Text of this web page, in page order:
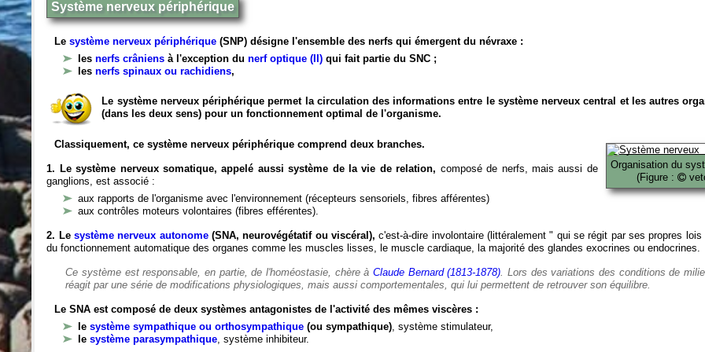
Système nerveux périphérique
Lesystème nerveux périphérique (SNP) désigne l'ensemble des nerfs qui émergent du névraxe :
lesnerfs crâniens à l'exception du nerf optique (II) qui fait partie du SNC ;
lesnerfs spinaux ou rachidiens,
Le système nerveux périphérique permet la circulation des informations entre le système nerveux central et les autres
(dans les deux sens) pour un fonctionnement optimal de l'organisme.
Organisation du
(Figure :
Classiquement, ce système nerveux périphérique comprend deux branches.
1. Le système nerveux somatique, appelé aussi système de la vie de relation, composé de nerfs, mais aussi de
ganglions, est associé :
aux rapports de l'organisme avec l'environnement (récepteurs sensoriels, fibres afférentes)
aux contrôles moteurs volontaires (fibres efférentes).
2. Le système nerveux autonome(SNA, neurovégétatif ou viscéral), c'est-à-dire involontaire (littéralement " qui se régit par ses propres
du fonctionnement automatique des organes comme les muscles lisses, le muscle cardiaque, la majorité des glandes exocrines ou endocrines.
Ce système est responsable, en partie, de l'homéostasie, chère àClaude Bernard (1813-1878). Lors des variations des conditions de
réagit par une série de modifications physiologiques, mais aussi comportementales, qui lui permettent de retrouver son équilibre.
Le SNA est composé de deux systèmes antagonistes de l'activité des mêmes viscères :
lesystème sympathique ou orthosympathique (ou sympathique), système stimulateur,
lesystème parasympathique, système inhibiteur.